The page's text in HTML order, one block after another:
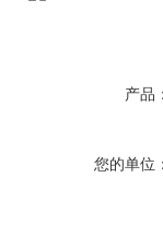
产品
您的单位